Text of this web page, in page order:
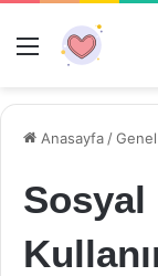
Menü
Anasayfa /Genel
Sosyal